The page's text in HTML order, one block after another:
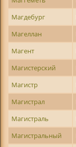
Магдебург
Магеллан
Магент
Магистерский
Магистр
Магистрал
Магистраль
Магистральный